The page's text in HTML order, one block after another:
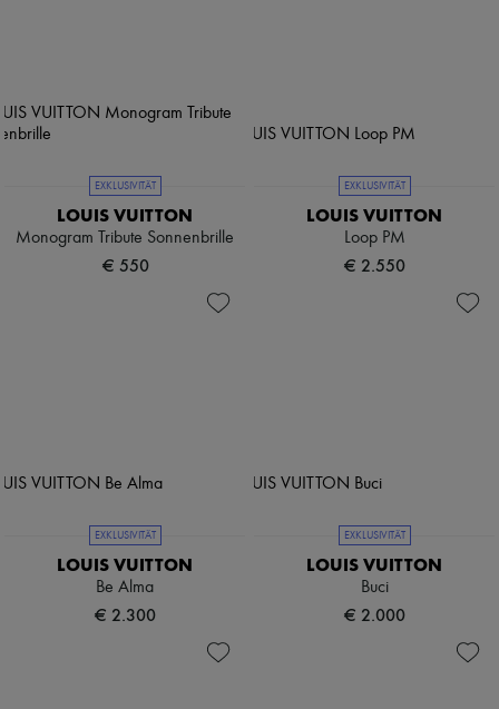
EXKLUSIVITÄT
LOUIS VUITTON
Monogram Tribute Sonnenbrille
€ 550
EXKLUSIVITÄT
LOUIS VUITTON
Loop PM
€ 2.550
EXKLUSIVITÄT
LOUIS VUITTON
Be Alma
€ 2.300
EXKLUSIVITÄT
LOUIS VUITTON
Buci
€ 2.000